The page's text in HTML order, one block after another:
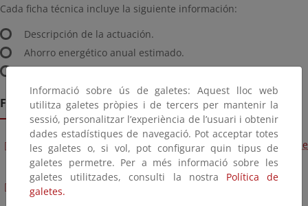
Cada ficha técnica incluye la siguiente información:
Descripción de la actuación.
Ahorro energético anual estimado.
Documentación necesaria para obtener los CAE.
Fichas vigentes
Anexo I: Declaración Responsable relativo a la solicitud de
ayudas públicas (común para todas las fichas del sector).
AGR010: Pantallas térmicas en invernaderos.
Informació sobre ús de galetes: Aquest lloc web
utilitza galetes pròpies i de tercers per mantenir la
sessió, personalitzar l’experiència de l’usuari i obtenir
dades estadístiques de navegació. Pot acceptar totes
les galetes o, si vol, pot configurar quin tipus de
galetes permetre. Per a més informació sobre les
galetes utilitzades, consulti la nostra Política de
galetes.